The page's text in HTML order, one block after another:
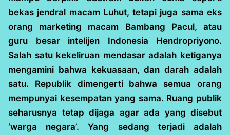
bekas jendral macam Luhut, tetapi juga sama eks
orang marketing macam Bambang Pacul, atau
guru besar intelijen Indonesia Hendropriyono.
Salah satu kekeliruan mendasar adalah ketiganya
mengamini bahwa kekuasaan, dan darah adalah
satu. Republik dimengerti bahwa semua orang
mempunyai kesempatan yang sama. Ruang publik
seharusnya tetap dijaga agar ada yang disebut
‘warga negara’. Yang sedang terjadi adalah